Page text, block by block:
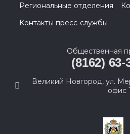
Региональные отделения
Контакты пресс-службы
Общественная
(8162) 63-
Великий Новгород, ул.
офис 1